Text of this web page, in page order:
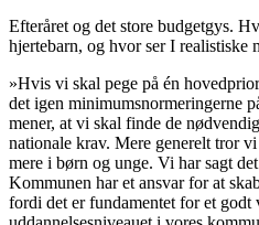
Efteråret og det store budgetgys.
hjertebarn, og hvor ser I realistiske
»Hvis vi skal pege på én
det igen minimumsnormeringerne
mener, at vi skal finde de
nationale krav. Mere generelt tror
mere i børn og unge. Vi har sagt
Kommunen har et ansvar for at
fordi det er fundamentet for et godt